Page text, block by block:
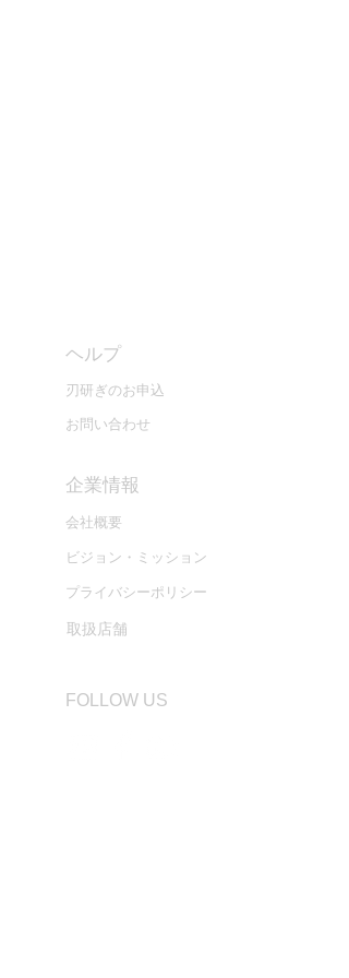
ヘルプ
刃研ぎのお申込
お問い合わせ
​企業情報
会社概要
ビジョン・ミッション
プライバシーポリシー
取扱店舗
FOLLOW US